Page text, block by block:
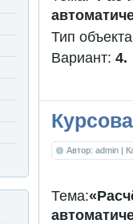
Тип
Вариант:4.
Автор: admin |
Тема: